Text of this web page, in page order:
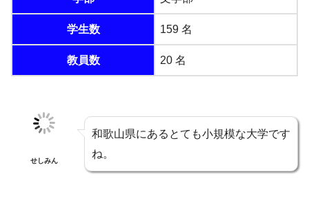
学生数 159 名
教員数 20 名
せしみん
和歌山県にあるとても小規模な大学です
ね。